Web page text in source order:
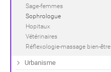
Sage-femmes
Sophrologue
Hopitaux
Vétérinaires
Réflexologie-massage bien-être
Urbanisme